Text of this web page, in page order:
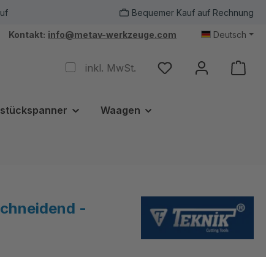
Bequemer Kauf auf Rechnung
Kontakt: info@metav-werkzeuge.com Deutsch
inkl. MwSt.
Waagen
-